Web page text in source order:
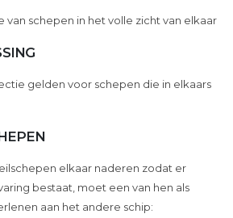
van schepen in het volle zicht van elkaar
gelden voor schepen die in elkaars
elkaar naderen zodat er
bestaat, moet een van hen als
aan het andere schip: